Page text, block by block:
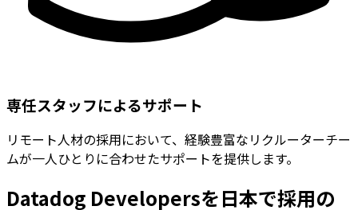
専任スタッフによるサポート
リモート人材の採用において、経験豊富なリクルーターチー
ムが一人ひとりに合わせたサポートを提供します。
Datadog Developersを日本で採用の